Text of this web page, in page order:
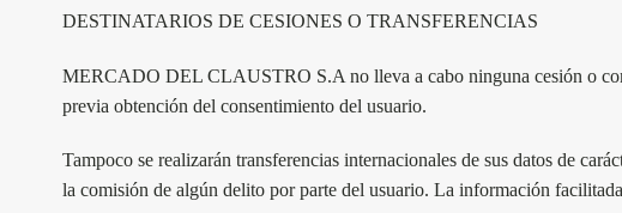
DESTINATARIOS DE CESIONES O TRANSFERENCIAS
MERCADO DEL CLAUSTRO S.A no lleva a cabo ninguna cesión o
previa obtención del consentimiento del usuario.
Tampoco se realizarán transferencias internacionales de sus datos de
la comisión de algún delito por parte del usuario. La información